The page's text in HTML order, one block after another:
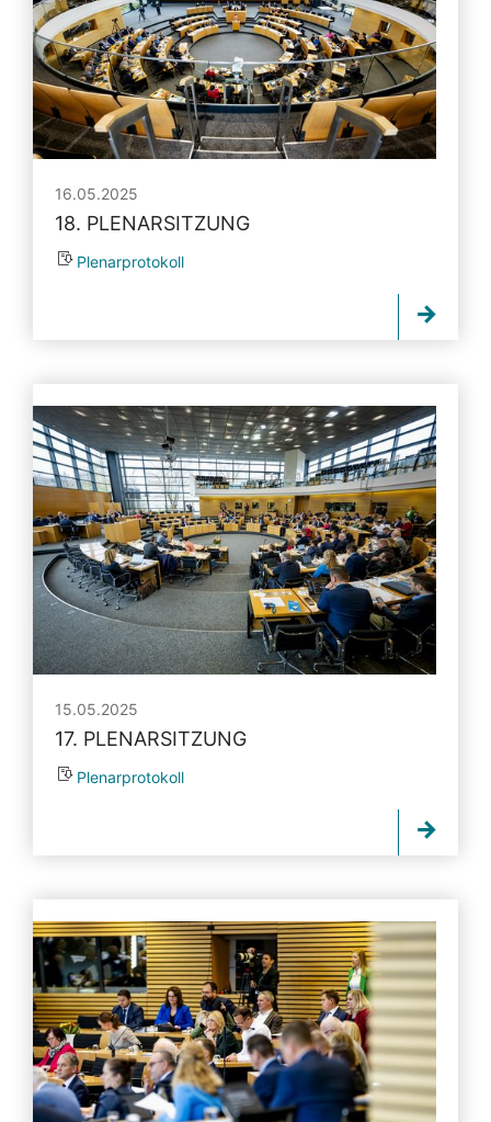
16.05.2025
18. PLENARSITZUNG
Plenarprotokoll
15.05.2025
17. PLENARSITZUNG
Plenarprotokoll